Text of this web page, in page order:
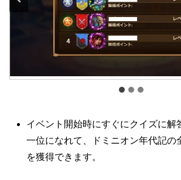
イベント開始時にすぐにクイズに解
一位になれて、ドミニオン年代記の
を獲得できます。